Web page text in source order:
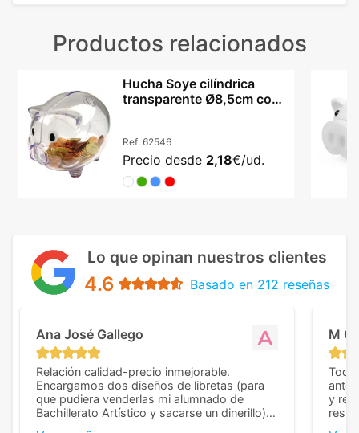
Productos relacionados
Hucha Soye cilíndrica
transparente Ø8,5cm con
Ref: 62546
Precio desde 2,18€/ud.
Lo que opinan nuestros clientes
4.6 Basado en 212 reseñas
Ana José Gallego
Relación calidad-precio inmejorable.
Encargamos dos diseños de libretas (para
que pudiera venderlas mi alumnado de
Bachillerato Artístico y sacarse un dinerillo) y
M C
Todo
y